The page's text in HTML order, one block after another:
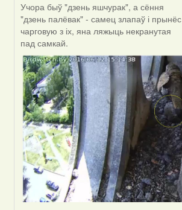
In
reply
to
by
Harrier
Учора быў "дзень яшчурак", а сёння
"дзень палёвак" - самец злапаў і прынёс
чарговую з іх, яна ляжыць некранутая
пад самкай.